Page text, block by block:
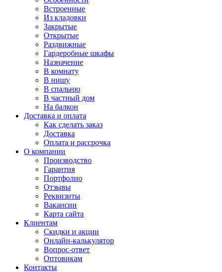
Встроенные
Из кладовки
Закрытые
Открытые
Раздвижные
Гардеробные шкафы
Назначение
В комнату
В нишу
В спальню
В частный дом
На балкон
Доставка и оплата
Как сделать заказ
Доставка
Оплата и рассрочка
О компании
Производство
Гарантия
Портфолио
Отзывы
Реквизиты
Вакансии
Карта сайта
Клиентам
Скидки и акции
Онлайн-калькулятор
Вопрос-ответ
Оптовикам
Контакты